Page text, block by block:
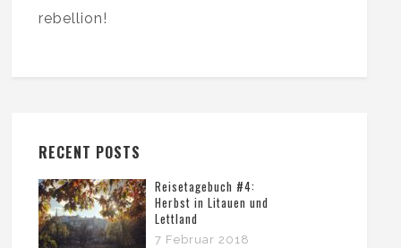
rebellion!
RECENT POSTS
Reisetagebuch #4:
Herbst in Litauen und
Lettland
7 Februar 2018